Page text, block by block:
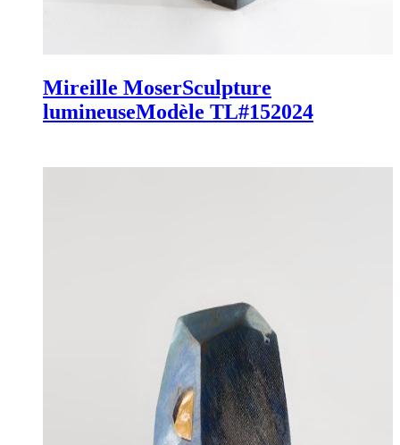
Mireille MoserSculpture
lumineuseModèle TL#152024